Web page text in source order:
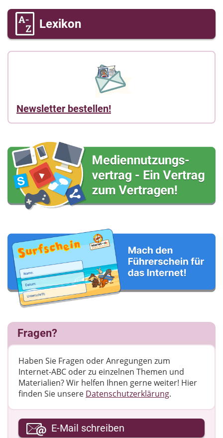
Lexikon
Newsletter bestellen!
Fragen?
Haben Sie Fragen oder Anregungen zum
Internet-ABC oder zu einzelnen Themen und
Materialien? Wir helfen Ihnen gerne weiter! ​Hier
finden Sie unsere Datenschutzerklärung.
Ihre E-Mail-Adresse
E-Mail schreiben